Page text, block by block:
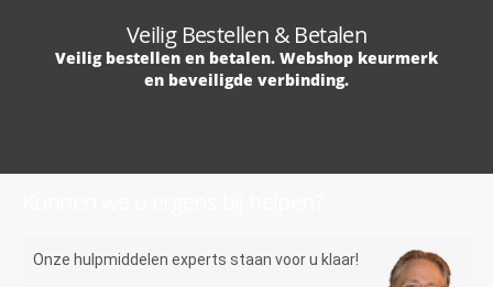
Veilig Bestellen & Betalen
Veilig bestellen en betalen. Webshop keurmerk
en beveiligde verbinding.
Onze hulpmiddelen experts staan voor u klaar!